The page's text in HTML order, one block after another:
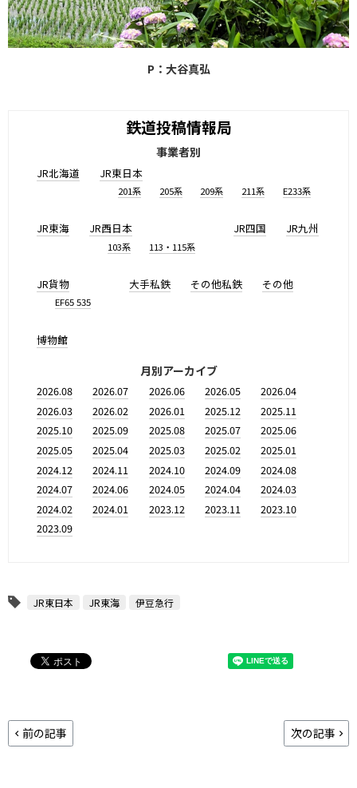
P：大谷真弘
鉄道投稿情報局
事業者別
JR北海道 JR東日本
201系 205系 209系 211系 E233系
JR東海 JR西日本
103系 113・115系
JR四国 JR九州
JR貨物
EF65 535
大手私鉄 その他私鉄 その他
博物館
月別アーカイブ
2026.08 2026.07 2026.06 2026.05
2026.04
2026.03
2026.02 2026.01 2025.12
2025.11
2025.10
2025.09 2025.08 2025.07
2025.06
2025.05
2025.04 2025.03 2025.02
2025.01
2024.12
2024.11 2024.10 2024.09
2024.08
2024.07
2024.06 2024.05 2024.04
2024.03
2024.02
2024.01 2023.12 2023.11
2023.10
2023.09
JR東日本 JR東海 伊豆急行
前の記事 次の記事